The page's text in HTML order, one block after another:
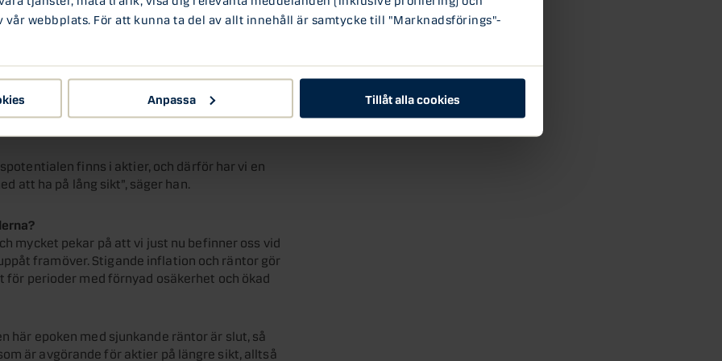
vår webbplats. För att kunna ta del av allt innehåll är samtycke till "Marknadsförings"-
Anpassa Tillåt alla cookies
en solid privatkonsumtion och en hög
att kurvan kommer att fortsätta peka uppåt
en övervikt i aktier och en undervikt i
finns i aktier, och därför har vi en
att ha på lång sikt”, säger han.
mycket pekar på att vi just nu befinner oss vid
framöver. Stigande inflation och räntor gör
för perioder med förnyad osäkerhet och ökad
här epoken med sjunkande räntor är slut, så
är avgörande för aktier på längre sikt, alltså